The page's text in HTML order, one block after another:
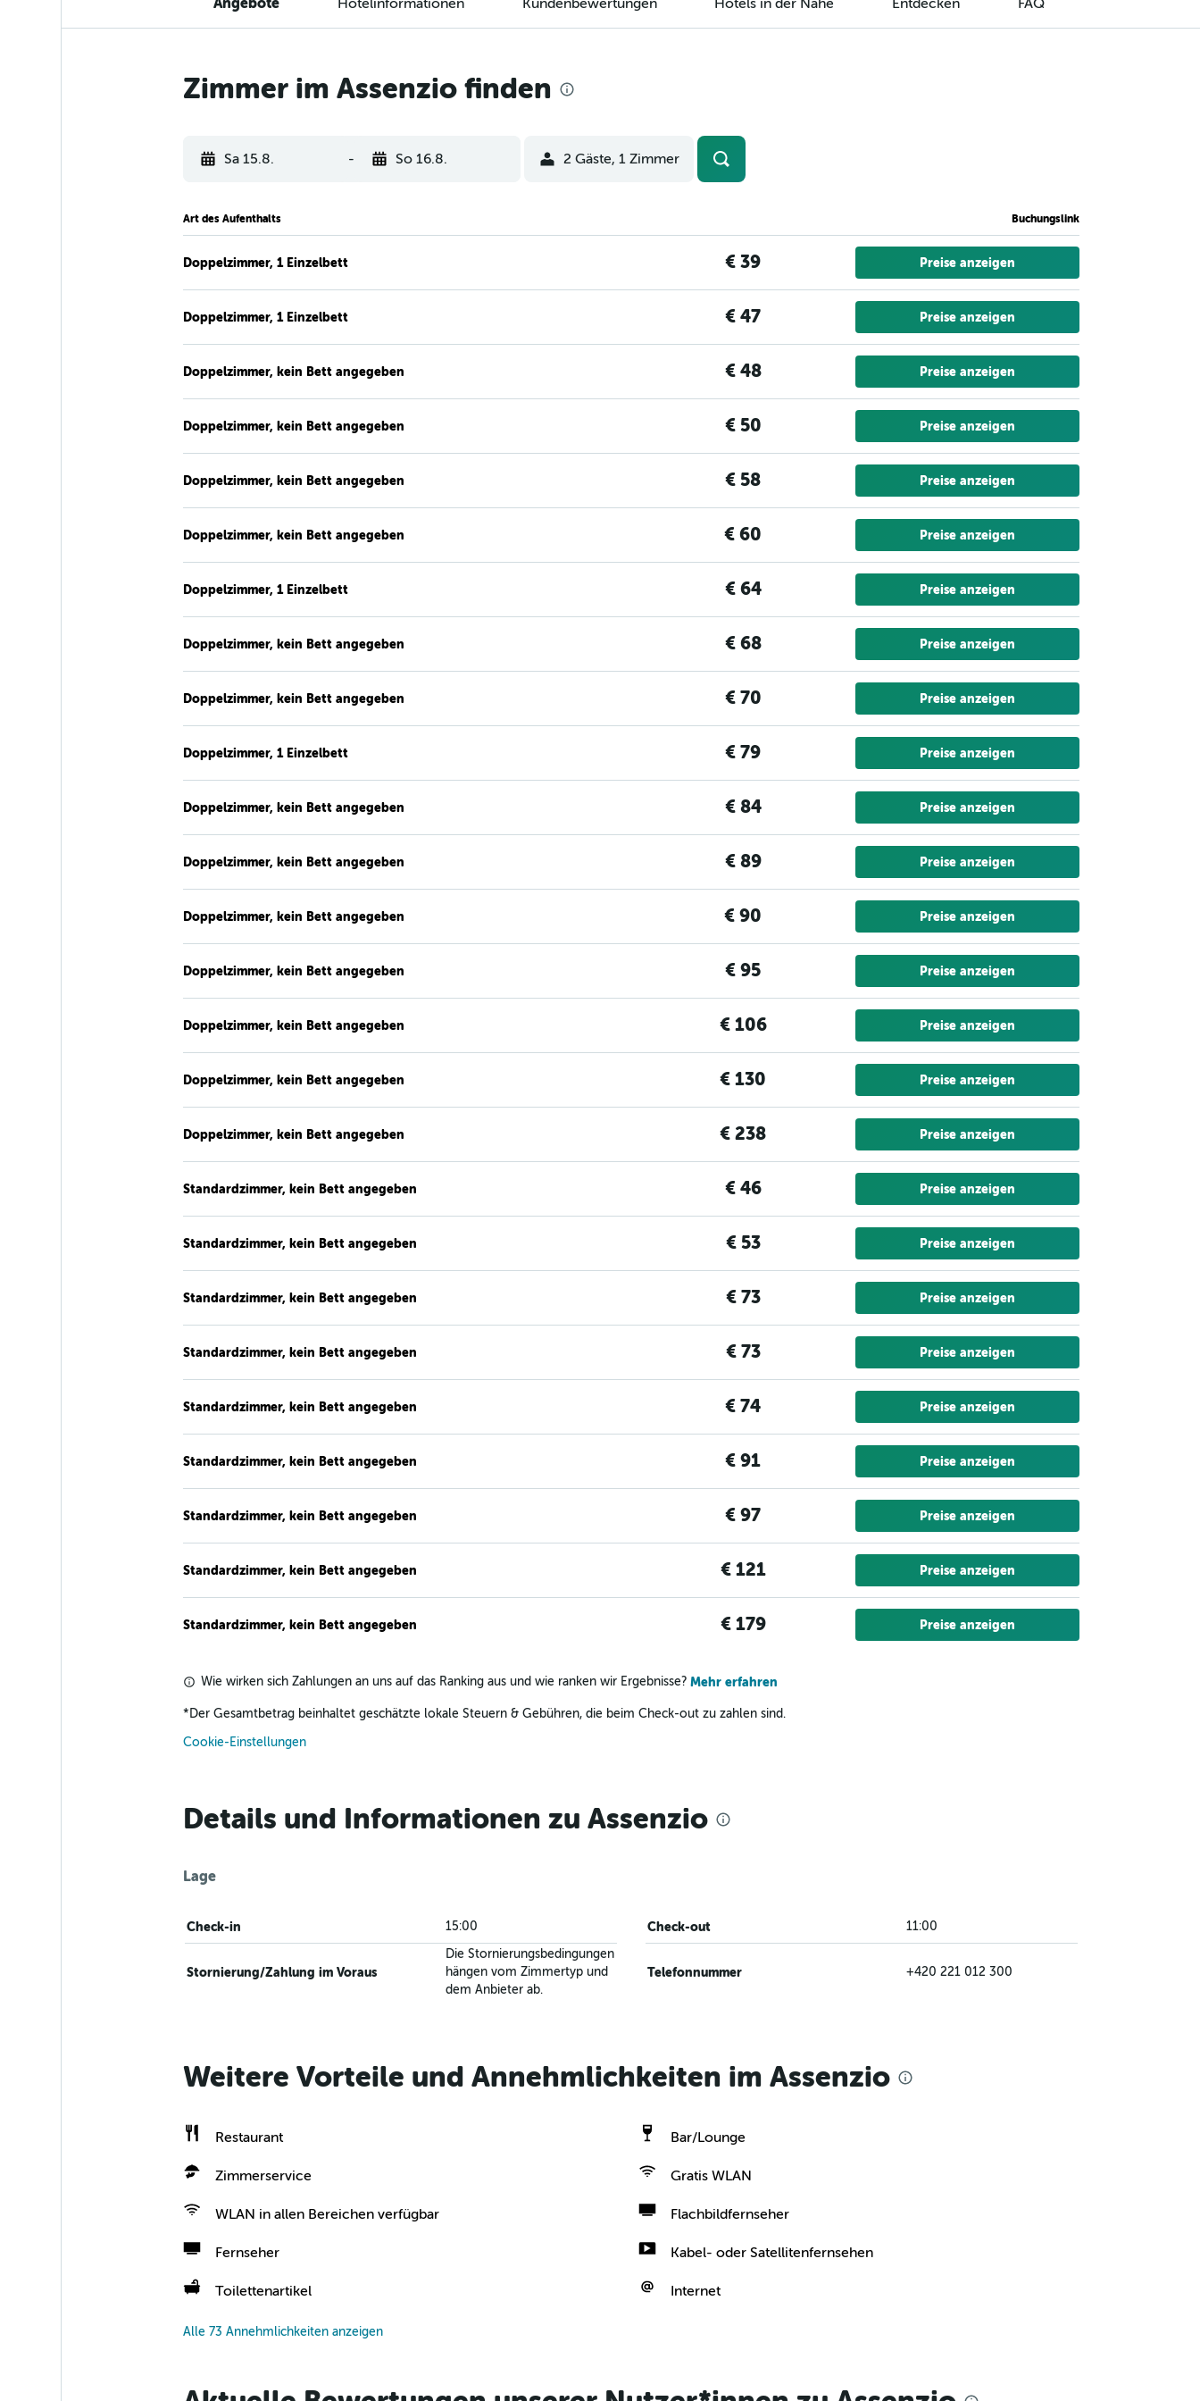
Zimmer im Assenzio finden
Sa 15.8. - So 16.8. 2 Gäste, 1 Zimmer
Art des Aufenthalts Buchungslink
Doppelzimmer, 1 Einzelbett € 39 Preise anzeigen
Doppelzimmer, 1 Einzelbett € 47 Preise anzeigen
Doppelzimmer, kein Bett angegeben € 48 Preise anzeigen
Doppelzimmer, kein Bett angegeben € 50 Preise anzeigen
Doppelzimmer, kein Bett angegeben € 58 Preise anzeigen
Doppelzimmer, kein Bett angegeben € 60 Preise anzeigen
Doppelzimmer, 1 Einzelbett € 64 Preise anzeigen
Doppelzimmer, kein Bett angegeben € 68 Preise anzeigen
Doppelzimmer, kein Bett angegeben € 70 Preise anzeigen
Doppelzimmer, 1 Einzelbett € 79 Preise anzeigen
Doppelzimmer, kein Bett angegeben € 84 Preise anzeigen
Doppelzimmer, kein Bett angegeben € 89 Preise anzeigen
Doppelzimmer, kein Bett angegeben € 90 Preise anzeigen
Doppelzimmer, kein Bett angegeben € 95 Preise anzeigen
Doppelzimmer, kein Bett angegeben € 106 Preise anzeigen
Doppelzimmer, kein Bett angegeben € 130 Preise anzeigen
Doppelzimmer, kein Bett angegeben € 238 Preise anzeigen
Standardzimmer, kein Bett angegeben € 46 Preise anzeigen
Standardzimmer, kein Bett angegeben € 53 Preise anzeigen
Standardzimmer, kein Bett angegeben € 73 Preise anzeigen
Standardzimmer, kein Bett angegeben € 73 Preise anzeigen
Standardzimmer, kein Bett angegeben € 74 Preise anzeigen
Standardzimmer, kein Bett angegeben € 91 Preise anzeigen
Standardzimmer, kein Bett angegeben € 97 Preise anzeigen
Standardzimmer, kein Bett angegeben € 121 Preise anzeigen
Standardzimmer, kein Bett angegeben € 179 Preise anzeigen
Wie wirken sich Zahlungen an uns auf das Ranking aus und wie ranken wir Ergebnisse? Mehr erfahren
* Der Gesamtbetrag beinhaltet geschätzte lokale Steuern & Gebühren, die beim Check-out zu zahlen sind.
Cookie-Einstellungen
Details und Informationen zu Assenzio
Lage
Check-in 15:00 Check-out 11:00
Stornierung/Zahlung im Voraus
Die Stornierungsbedingungen
hängen vom Zimmertyp und
dem Anbieter ab.
Telefonnummer +420 221 012 300
Weitere Vorteile und Annehmlichkeiten im Assenzio
Restaurant Bar/Lounge
Zimmerservice Gratis WLAN
WLAN in allen Bereichen verfügbar Flachbildfernseher
Fernseher Kabel- oder Satellitenfernsehen
Toilettenartikel Internet
Alle 73 Annehmlichkeiten anzeigen